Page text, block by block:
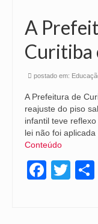
A
Curitiba
postado em:
A Prefeitura de
reajuste do piso
infantil teve
lei não foi
Conteúdo